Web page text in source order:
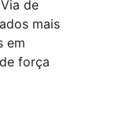
de
mais
em
força